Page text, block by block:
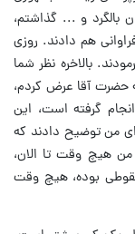
و ... گذاشتم،
هم دادند. روزی
بالاخره نظر شما
حضرت آقا عرض کردم،
گرفته است، این
من توضیح دادند که
هیچ وقت تا الان،
بوده، هیچ وقت